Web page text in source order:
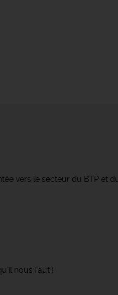
vers le secteur du BTP et
nous faut !